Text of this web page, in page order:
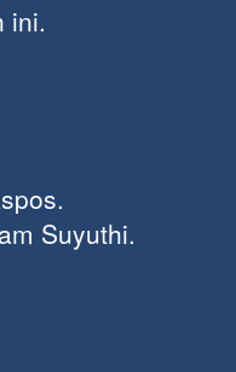
ini.
Suyuthi.